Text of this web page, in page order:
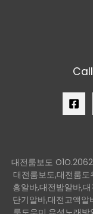
대전룸보도
대전룸보도,대전룸
흥알바,대전밤알바,
단기알바,대전고액알